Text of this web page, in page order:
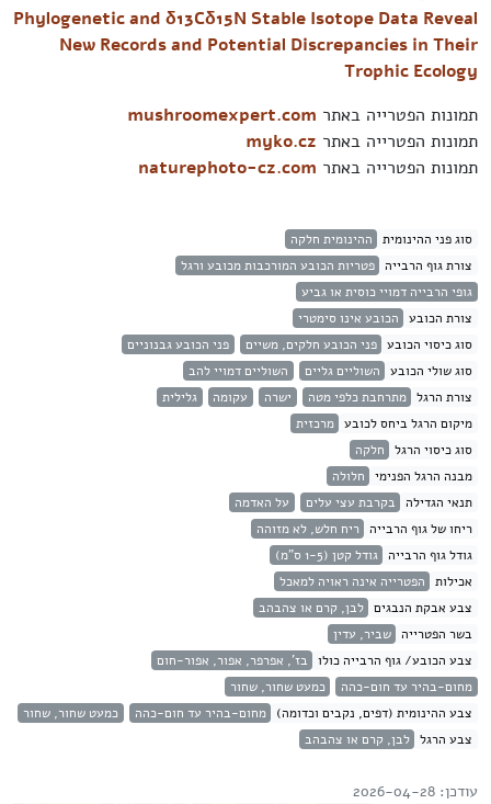
Phylogenetic and δ13Cδ15N Stable Isotope Data Reveal
New Records and Potential Discrepancies in Their
Trophic Ecology
תמונות הפטרייה באתרmushroomexpert.com
תמונות הפטרייה באתרmyko.cz
תמונות הפטרייה באתרnaturephoto-cz.com
סוג פני ההינומית ההינומית חלקה
צורת גוף הרבייה פטריות הכובע המורכבות מכובע ורגל
גופי הרבייה דמויי כוסית או גביע
צורת הכובע הכובע אינו סימטרי
סוג כיסוי הכובע פני הכובע חלקים, משיים
פני הכובע גבנוניים
סוג שולי הכובע השוליים גליים
השוליים דמויי להב
צורת הרגל מתרחבת כלפי מטה ישרה עקומה
גלילית
מיקום הרגל ביחס לכובע מרכזית
סוג כיסוי הרגל חלקה
מבנה הרגל הפנימי חלולה
תנאי הגדילה בקרבת עצי עלים
על האדמה
ריחו של גוף הרבייה ריח חלש, לא מזוהה
גודל גוף הרבייה גודל קטן (1-5 ס"מ)
אכילות הפטרייה אינה ראויה למאכל
צבע אבקת הנבגים לבן, קרם או צהבהב
בשר הפטרייה שביר, עדין
צבע הכובע/ גוף הרבייה כולו בז', אפרפר, אפור, אפור-חום
מחום-בהיר עד חום-כהה
כמעט שחור, שחור
צבע ההינומית (דפים, נקבים וכדומה) מחום-בהיר עד חום-כהה
כמעט שחור, שחור
צבע הרגל לבן, קרם או צהבהב
עודכן: 2026-04-28